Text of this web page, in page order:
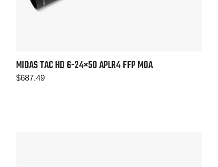
MIDAS TAC HD 6-24×50 APLR4 FFP MOA
$687.49